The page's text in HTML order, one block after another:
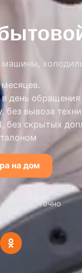
день обращения
без вывоза
без скрытых
на дом